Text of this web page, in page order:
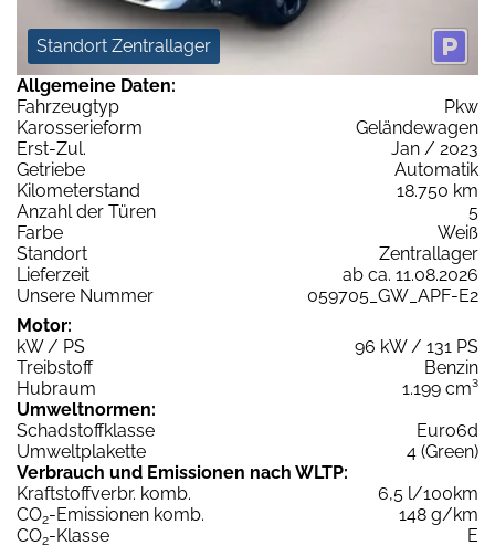
Standort Zentrallager
Allgemeine Daten:
Fahrzeugtyp
Pkw
Karosserieform
Geländewagen
Erst-Zul.
Jan / 2023
Getriebe
Automatik
Kilometerstand
18.750 km
Anzahl der Türen
5
Farbe
Weiß
Standort
Zentrallager
Lieferzeit
ab ca. 11.08.2026
Unsere Nummer
059705_GW_APF-E2
Motor:
kW / PS
96 kW / 131 PS
Treibstoff
Benzin
Hubraum
1.199 cm³
Umweltnormen:
Schadstoffklasse
Euro6d
Umweltplakette
4 (Green)
Verbrauch und Emissionen nach WLTP:
Kraftstoffverbr. komb.
6,5 l/100km
CO2-Emissionen komb.
148 g/km
CO2-Klasse E